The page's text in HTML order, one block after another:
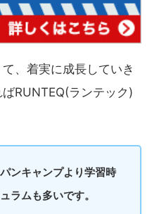
、着実に成長していき
RUNTEQ(ランテック)
ンキャンプより学習時
ラムも多いです。